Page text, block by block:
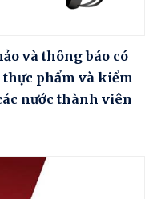
và thông báo có
phẩm và kiểm
nước thành viên